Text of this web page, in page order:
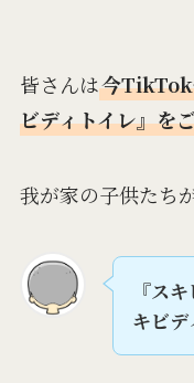
皆さんは今TikTok
ビディトイレ』を
我が家の子供たち
『ス
キビ